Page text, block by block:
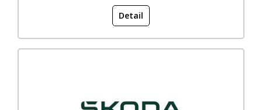
Detail